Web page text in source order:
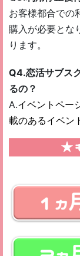
お客様都合での
購入が必要とな
ります。
Q4.恋活サブス
るの？
A.イベントペー
載のあるイベン